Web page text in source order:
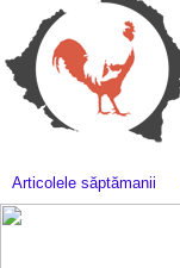
Articolele săptămanii